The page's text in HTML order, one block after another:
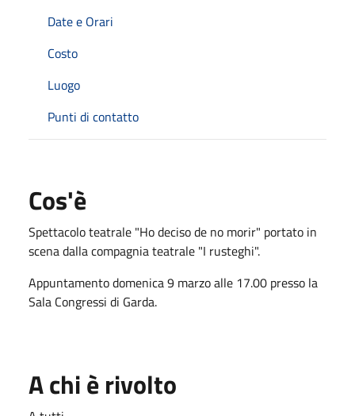
Date e Orari
Costo
Luogo
Punti di contatto
Cos'è
Spettacolo teatrale "Ho deciso de no morir" portato in
scena dalla compagnia teatrale "I rusteghi".
Appuntamento domenica 9 marzo alle 17.00 presso la
Sala Congressi di Garda.
A chi è rivolto